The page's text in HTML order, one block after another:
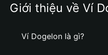
Giới thiệu về Ví
Ví Dogelon là gì?